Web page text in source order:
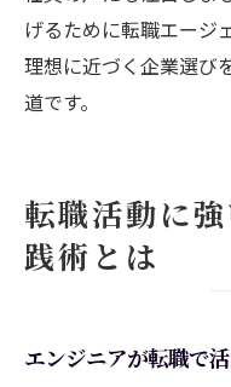
げるために転職エージ
理想に近づく企業選び
道です。
転職活動に
践術とは
エンジニアが転職で